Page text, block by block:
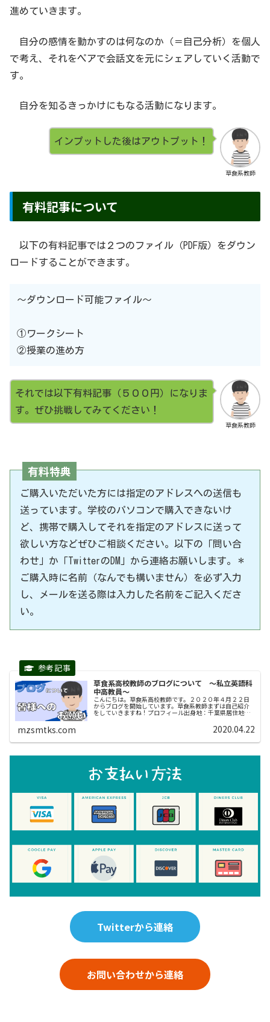
進めていきます。
自分の感情を動かすのは何なのか（＝自己分析）を個人
で考え、それをペアで会話文を元にシェアしていく活動で
す。
自分を知るきっかけにもなる活動になります。
草食系教師
インプットした後はアウトプット！
有料記事について
以下の有料記事では２つのファイル（PDF版）をダウン
ロードすることができます。
〜ダウンロード可能ファイル〜
①ワークシート
②授業の進め方
草食系教師
それでは以下有料記事（５００円）になりま
す。ぜひ挑戦してみてください！
有料特典
ご購入いただいた方には指定のアドレスへの送信も
送っています。学校のパソコンで購入できないけ
ど、携帯で購入してそれを指定のアドレスに送って
欲しい方などぜひご相談ください。以下の「問い合
わせ」か「TwitterのDM」から連絡お願いします。＊
ご購入時に名前（なんでも構いません）を必ず入力
し、メールを送る際は入力した名前をご記入くださ
い。
草食系高校教師のブログについて 〜私立英語科
中高教員〜
こんにちは。草食系高校教師です。２０２０年４月２２日
からブログを開始しています。草食系教師まずは自己紹介
をしていきますね！プロフィール出身地：千葉県居住地：
関西趣味： FX 音楽フェスに行くこと ド
mzsmtks.com 2020.04.22
Twitterから連絡
お問い合わせから連絡